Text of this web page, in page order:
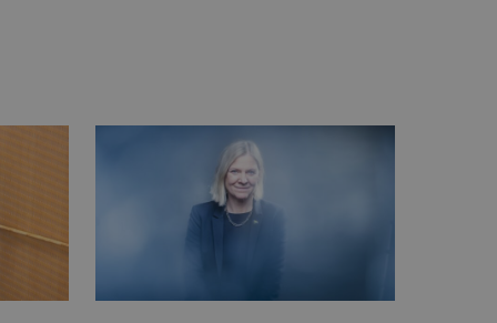
Google Analytics, där
för
variant av _gat-kakan
av Google på
av deras webbplats.
såsom realtidsbud